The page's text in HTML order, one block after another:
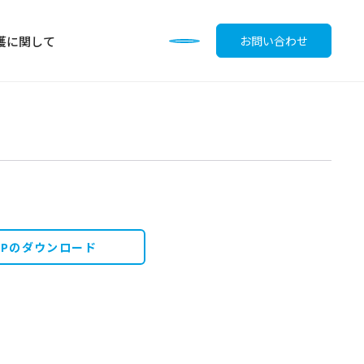
お問い合わせ
に関して
のダウンロード